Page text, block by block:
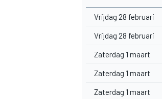
Vrijdag 28 februari
Vrijdag 28 februari
Zaterdag 1 maart
Zaterdag 1 maart
Zaterdag 1 maart